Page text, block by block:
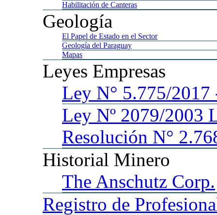
Habilitación de Canteras
Geología
El Papel de Estado en el Sector
Geología del Paraguay
Mapas
Leyes Empresas
Ley N° 5.775/
Ley Nº 2079/2003
Resolución N°
Historial Minero
The Anschutz Corp.
Registro de